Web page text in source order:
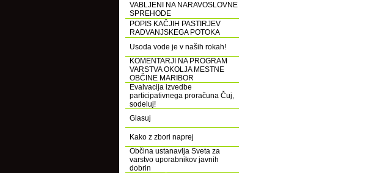
VABLJENI NA NARAVOSLOVNE
SPREHODE
POPIS KAČJIH PASTIRJEV
RADVANJSKEGA POTOKA
Usoda vode je v naših rokah!
KOMENTARJI NA PROGRAM
VARSTVA OKOLJA MESTNE
OBČINE MARIBOR
Evalvacija izvedbe
participativnega proračuna Čuj,
sodeluj!
Glasuj
Kako z zbori naprej
Občina ustanavlja Sveta za
varstvo uporabnikov javnih
dobrin